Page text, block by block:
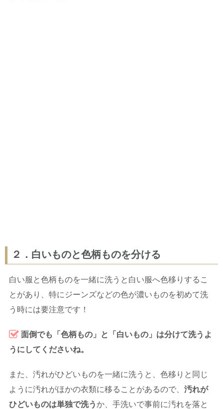
２．白いものと色柄ものを分ける
白い服と色柄ものを一緒に洗うと白い服へ色移りするこ
とがあり、特にジーンズなどの色が濃いものを初めて洗
う時には要注意です！
面倒でも「色柄もの」と「白いもの」は分けて洗うよ
うにしてくださいね。
また、汚れがひどいものを一緒に洗うと、色移りと同じ
ように汚れがほかの衣類に移ることがあるので、 汚れが
ひどいものは単独で洗うか、手洗いで事前に汚れを落と